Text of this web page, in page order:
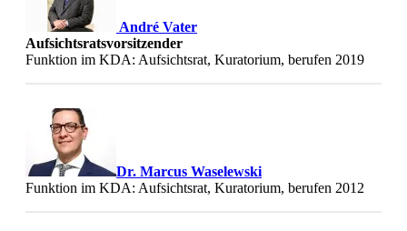
André Vater
Aufsichtsratsvorsitzender
Funktion im KDA: Aufsichtsrat, Kuratorium, berufen 2019
Dr. Marcus Waselewski
Funktion im KDA: Aufsichtsrat, Kuratorium, berufen 2012